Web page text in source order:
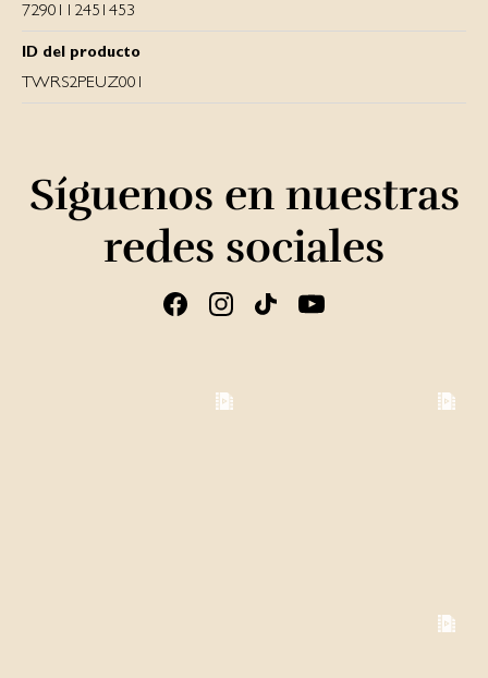
7290112451453
ID del producto
TWRS2PEUZ001
Síguenos en nuestras
redes sociales